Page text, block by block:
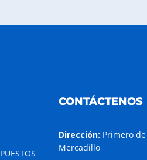
CONTÁCTENOS
Dirección: Primero
Mercadillo